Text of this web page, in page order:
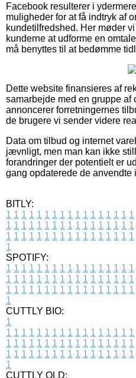
Facebook resulterer i
muligheder for at få indtryk af
kundetilfredshed. Her møder
kunderne at udforme en
må benyttes til at bedømme
Dette website finansieres af
samarbejde med en gruppe af
annoncerer forretningernes
de brugere vi sender videre
Data om tilbud og internet
jævnligt, men man kan ikke
forandringer der potentielt er
gang opdaterede de anvendte
BITLY:
1 1 1 1 1 1 1 1 1 1 1 1 1 1 1 1 1
1 1 1 1 1 1 1 1 1 1 1 1 1 1 1 1 1
1 1 1 1 1 1 1 1 1 1 1 1 1 1 1 1 1
1
SPOTIFY:
1 1 1 1 1 1 1 1 1 1 1 1 1 1 1 1 1
1 1 1 1 1 1 1 1 1 1 1 1 1 1 1 1 1
1 1 1 1 1 1 1 1 1 1 1 1 1 1 1 1 1
1
CUTTLY BIO:
1
1 1 1 1 1 1 1 1 1 1 1 1 1 1 1 1 1
1 1 1 1 1 1 1 1 1 1 1 1 1 1 1 1 1
1 1 1 1 1 1 1 1 1 1 1 1 1 1 1 1 1
1
CUTTLY OLD: